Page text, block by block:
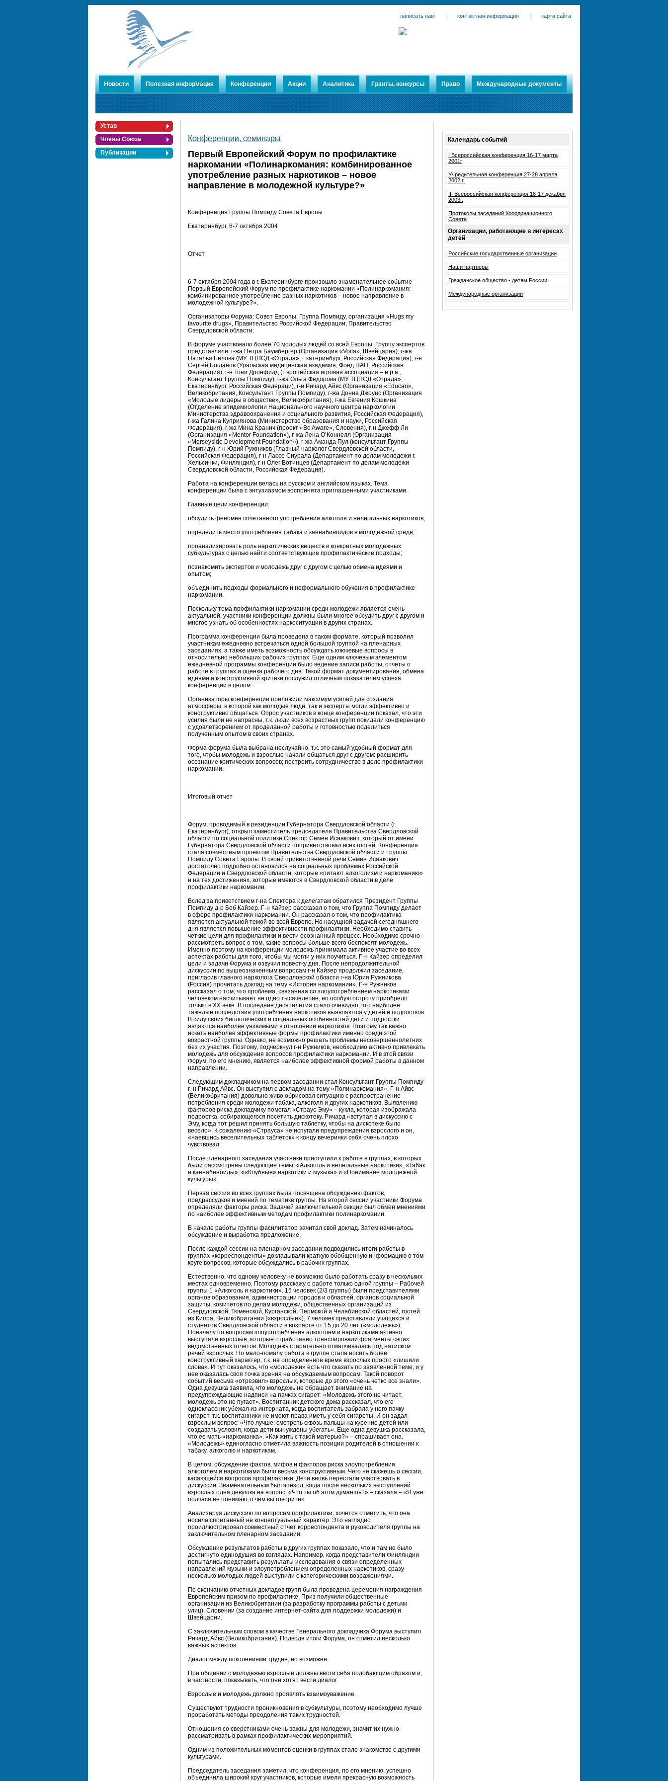
написать нам | контактная информация | карта сайта
Новости Полезная информация Конференции Акции Аналитика Гранты, конкурсы Право Международные документы
Устав
Члены Союза
Публикации
Конференции, семинары
Первый Европейский Форум по профилактике
наркомании «Полинаркомания: комбинированное
употребление разных наркотиков – новое
направление в молодежной культуре?»
Конференция Группы Помпиду Совета Европы
Екатеринбург, 6-7 октября 2004
Отчет
6-7 октября 2004 года в г. Екатеринбурге произошло знаменательное событие –
Первый Европейский Форум по профилактике наркомании «Полинаркомания:
комбинированное употребление разных наркотиков – новое направление в
молодежной культуре?».
Организаторы Форума: Совет Европы, Группа Помпиду, организация «Hugs my
favourite drugs», Правительство Российской Федерации, Правительство
Свердловской области.
В форуме участвовало более 70 молодых людей со всей Европы. Группу экспертов
представляли: г-жа Петра Баумбергер (Организация «Voila», Швейцария), г-жа
Наталья Белова (МУ ТЦПСД «Отрада», Екатеринбург, Российская Федерация), г-н
Сергей Богданов (Уральская медицинская академия, Фонд НАН, Российская
Федерация), г-н Тони Дронфилд (Европейская игровая ассоциация – е.р.а.,
Консультант Группы Помпиду), г-жа Ольга Федорова (МУ ТЦПСД «Отрада»,
Екатеринбург, Российская Федераци), г-н Ричард Айвс (Организация «Educari»,
Великобритания, Консультант Группы Помпиду), г-жа Донна Джоунс (Организация
«Молодые лидеры в обществе», Великобритания), г-жа Евгения Кошкина
(Отделение эпидемиологии Национального научного центра наркологии
Министерства здравоохранения и социального развития, Российская Федерация),
г-жа Галина Куприянова (Министерство образования и науки, Российская
Федерация), г-жа Мина Кранич (проект «Be Aware», Словения), г-н Джефф Ли
(Организация «Mentor Foundation»), г-жа Лена О’Коннелл (Организация
«Merseyside Development Foundation»), г-жа Аманда Пул (консультант Группы
Помпиду), г-н Юрий Ружников (Главный нарколог Свердловской области,
Российская Федерация), г-н Лассе Сиурала (Департамент по делам молодежи г.
Хельсинки, Финляндия), г-н Олег Вотинцев (Департамент по делам молодежи
Свердловской области, Российская Федерация).
Работа на конференции велась на русском и английском языках. Тема
конференции была с энтузиазмом воспринята приглашенными участниками.
Главные цели конференции:
обсудить феномен сочетанного употребления алкоголя и нелегальных наркотиков;
определить место употребления табака и каннабиноидов в молодежной среде;
проанализировать роль наркотических веществ в конкретных молодежных
субкультурах с целью найти соответствующие профилактические подходы;
познакомить экспертов и молодежь друг с другом с целью обмена идеями и
опытом;
объединить подходы формального и неформального обучения в профилактике
наркомании.
Поскольку тема профилактики наркомании среди молодежи является очень
актуальной, участники конференции должны были многое обсудить друг с другом и
многое узнать об особенностях наркоситуации в других странах.
Программа конференции была проведена в таком формате, который позволил
участникам ежедневно встречаться одной большой группой на пленарных
заседаниях, а также иметь возможность обсуждать ключевые вопросы в
относительно небольших рабочих группах. Еще одним ключевым элементом
ежедневной программы конференции было ведение записи работы, отчеты о
работе в группах и оценка рабочего дня. Такой формат документирования, обмена
идеями и конструктивной критики послужил отличным показателем успеха
конференции в целом.
Организаторы конференции приложили максимум усилий для создания
атмосферы, в которой как молодые люди, так и эксперты могли эффективно и
конструктивно общаться. Опрос участников в конце конференции показал, что эти
усилия были не напрасны, т.к. люди всех возрастных групп покидали конференцию
с удовлетворением от проделанной работы и готовностью поделиться
полученным опытом в своих странах.
Форма форума была выбрана неслучайно, т.к. это самый удобный формат для
того, чтобы молодежь и взрослые начали общаться друг с другом: расширить
осознание критических вопросов; построить сотрудничество в деле профилактики
наркомании.
Итоговый отчет
Форум, проводимый в резиденции Губернатора Свердловской области (г.
Екатеринбург), открыл заместитель председателя Правительства Свердловской
области по социальной политике Спектор Семен Исаакович, который от имени
Губернатора Свердловской области поприветствовал всех гостей. Конференция
стала совместным проектом Правительства Свердловской области и Группы
Помпиду Совета Европы. В своей приветственной речи Семен Исаакович
достаточно подробно остановился на социальных проблемах Российской
Федерации и Свердловской области, которые «питают алкоголизм и наркоманию»
и на тех достижениях, которые имеются в Свердловской области в деле
профилактики наркомании.
Вслед за приветствием г-на Спектора к делегатам обратился Президент Группы
Помпиду д-р Боб Кайзер. Г-н Кайзер рассказал о том, что Группа Помпиду делает
в сфере профилактики наркомании. Он рассказал о том, что профилактика
является актуальной темой во всей Европе. Но насущной задачей сегодняшнего
дня является повышение эффективности профилактики. Необходимо ставить
четкие цели для профилактики и вести осознанный процесс. Необходимо срочно
рассмотреть вопрос о том, какие вопросы больше всего беспокоят молодежь.
Именно поэтому на конференции молодежь принимала активное участие во всех
аспектах работы для того, чтобы мы могли у них поучиться. Г-н Кайзер определил
цели и задачи Форума и озвучил повестку дня. После непродолжительной
дискуссии по вышеозначенным вопросам г-н Кайзер продолжил заседание,
пригласив главного нарколога Свердловской области г-на Юрия Ружникова
(Россия) прочитать доклад на тему «История наркомании». Г-н Ружников
рассказал о том, что проблема, связанная со злоупотреблением наркотиками
человеком насчитывает не одно тысячелетие, но особую остроту приобрело
только в XX веке. В последние десятилетия стало очевидно, что наиболее
тяжелые последствия употребления наркотиков выявляются у детей и подростков.
В силу своих биологических и социальных особенностей дети и подростки
являются наиболее уязвимыми в отношении наркотиков. Поэтому так важно
искать наиболее эффективные формы профилактики именно среди этой
возрастной группы. Однако, не возможно решать проблемы несовершеннолетних
без их участия. Поэтому, подчеркнул г-н Ружников, необходимо активно привлекать
молодежь для обсуждения вопросов профилактики наркомании. И в этой связи
Форум, по его мнению, является наиболее эффективной формой работы в данном
направлении.
Следующим докладчиком на первом заседании стал Консультант Группы Помпиду
г.-н Ричард Айвс. Он выступил с докладом на тему «Полинаркомания». Г-н Айвс
(Великобритания) довольно живо обрисовал ситуацию с распространение
потребления среди молодежи табака, алкоголя и других наркотиков. Выявлению
факторов риска докладчику помогал «Страус Эму» – кукла, которая изображала
подростка, собирающегося посетить дискотеку. Ричард «вступал в дискуссию с
Эму, когда тот решил принять большую таблетку, чтобы на дискотеке было
весело». К сожалению «Страуса» не испугали предупреждения взрослого и он,
«наевшись веселительных таблеток» к концу вечеринки себя очень плохо
чувствовал.
После пленарного заседания участники приступили к работе в группах, в которых
были рассмотрены следующие темы: «Алкоголь и нелегальные наркотики», «Табак
и каннабиноиды», ««Клубные» наркотики и музыка» и «Понимание молодежной
культуры».
Первая сессия во всех группах была посвящена обсуждению фактов,
предрассудков и мнений по тематике группы. На второй сессии участники Форума
определяли факторы риска. Задачей заключительной секции был обмен мнениями
по наиболее эффективным методам профилактики полинаркомании.
В начале работы группы фасилитатор зачитал свой доклад. Затем начиналось
обсуждение и выработка предложение.
После каждой сессии на пленарном заседании подводились итоги работы в
группах «корреспонденты» докладывали краткую обобщенную информацию о том
круге вопросов, которые обсуждались в рабочих группах.
Естественно, что одному человеку не возможно было работать сразу в нескольких
местах одновременно. Поэтому расскажу о работе только одной группы – Рабочей
группы 1 «Алкоголь и наркотики». 15 человек (2/3 группы) были представителями
органов образования, администрации городов и областей, органов социальной
защиты, комитетов по делам молодежи, общественных организаций из
Свердловской, Тюменской, Курганской, Пермской и Челябинской областей, гостей
из Кипра, Великобритании («взрослые»), 7 человек представляли учащихся и
студентов Свердловской области в возрасте от 15 до 20 лет («молодежь»).
Поначалу по вопросам злоупотребления алкоголем и наркотиками активно
выступали взрослые, которые отработанно транслировали фрагменты своих
ведомственных отчетов. Молодежь старательно отмалчивалась под натиском
речей взрослых. Но мало-помалу работа в группе стала носить более
конструктивный характер, т.к. на определенное время взрослых просто «лишили
слова». И тут оказалось, что «молодежи» есть что сказать по заявленной теме, и у
нее оказалась своя точка зрения на обсуждаемым вопросам. Такой поворот
событий весьма «отрезвил» взрослых, которые до этого «очень четко все знали».
Одна девушка заявила, что молодежь не обращает внимание на
предупреждающие надписи на пачках сигарет: «Молодежь этого не читает,
молодежь это не пугает». Воспитанник детского дома рассказал, что его
одноклассник убежал из интерната, когда воспитатель забрала у него пачку
сигарет, т.к. воспитанники не имеют права иметь у себя сигареты. И он задал
взрослым вопрос: «Что лучше: смотреть сквозь пальцы на курение детей или
создавать условия, когда дети вынуждены убегать». Еще одна девушка рассказала,
что ее мать «наркоманка». «Как жить с такой матерью?» – спрашивает она.
«Молодежь» единогласно отметила важность позиции родителей в отношении к
табаку, алкоголю и наркотикам.
В целом, обсуждение фактов, мифов и факторов риска злоупотребления
алкоголем и наркотиками было весьма конструктивным. Чего не скажешь о сессии,
касающейся вопросов профилактики. Дети вновь перестали участвовать в
дискуссии. Знаменательным был эпизод, когда после нескольких выступлений
взрослых одна девушка на вопрос: «Что ты об этом думаешь?» – сказала – «Я уже
полчаса не понимаю, о чем вы говорите».
Анализируя дискуссию по вопросам профилактики, хочется отметить, что она
носила спонтанный не концептуальный характер. Это наглядно
проиллюстрировал совместный отчет корреспондента и руководителя группы на
заключительном пленарном заседании.
Обсуждение результатов работы в других группах показало, что и там не было
достигнуто единодушия во взглядах. Например, когда представители Финляндии
попытались представить результаты исследования о связи определенных
направлений музыки и злоупотреблением определенных наркотиков, сразу
несколько молодых людей выступили с категорическими возражениями.
По окончанию отчетных докладов групп была проведена церемония награждения
Европейским призом по профилактике. Приз получили общественные
организации из Великобритании (за разработку программы работы с детьми
улиц), Словении (за создание интернет-сайта для поддержки молодежи) и
Швейцарии.
С заключительным словом в качестве Генерального докладчика Форума выступил
Ричард Айвс (Великобритания). Подводя итоги Форума, он отметил несколько
важных аспектов:
Диалог между поколениями труден, но возможен.
При общении с молодежью взрослые должны вести себя подобающим образом и,
в частности, показывать, что они хотят вести диалог.
Взрослые и молодежь должно проявлять взаимоуважение.
Существуют трудности проникновения в субкультуры, поэтому необходимо лучше
проработать методы преодоления таких трудностей.
Отношения со сверстниками очень важны для молодежи, значит их нужно
рассматривать в рамках профилактических мероприятий.
Одним из положительных моментов оценки в группах стало знакомство с другими
культурами.
Председатель заседания заметил, что конференция, по его мнению, успешно
объединила широкий круг участников, которые имели прекрасную возможность
Календарь событий
I Всероссийская конференция 16-17 марта
2001г
Учредительная конференция 27-28 апреля
2002 г.
III Всероссийская конференция 16-17 декабря
2003г.
Протоколы заседаний Координационного
Совета
Организации, работающие в интересах
детей
Российские государственные организации
Наши партнеры
Гражданское общество - детям России
Международные организации